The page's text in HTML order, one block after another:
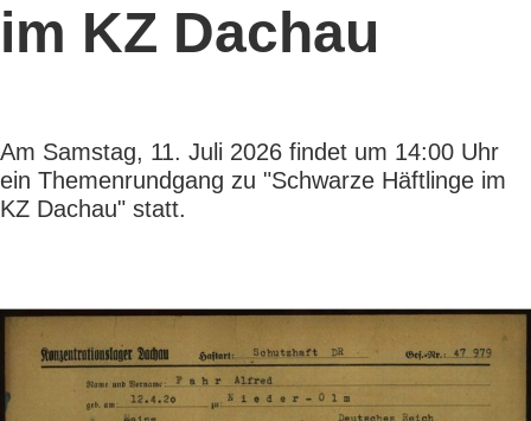
im KZ Dachau
Am Samstag, 11. Juli 2026 findet um 14:00 Uhr
ein Themenrundgang zu "Schwarze Häftlinge im
KZ Dachau" statt.